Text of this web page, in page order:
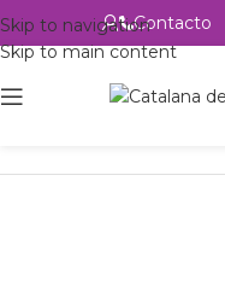
Skip to navigation
Skip to main content
Contacto